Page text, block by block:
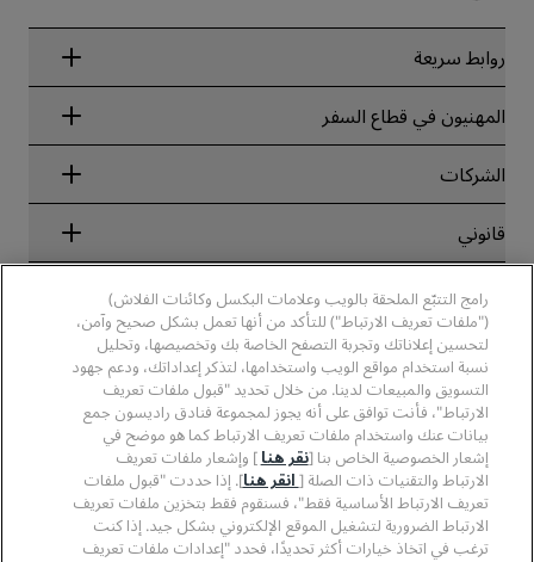
روابط سريعة
Radisson Rewards
ضمان أفضل سعر حجز عبر الإنترنت
Blog
الوجهات
تطبيق فنادق راديسون
الفنادق المعتمدة في مجال الرياضة
فنادق مناسبة للعائلات
الصحة والسلامة
المهنيون في قطاع السفر
الشركاء
الشركات
مجموعة فنادق راديسون
وسائل الإعلام
الوظائف، مجموعة فنادق PPHE
الوظائف في مجموعة فنادق EHL
The Club by RHG
فرص التنمية
الأعمال المسؤولة
المشتريات
قانوني
الإشعار القانوني
شروط برنامج Radisson Rewards وأحكامه
اتفاقية استخدام الموقع
سهولة التصفح الرقمي
بيان الرق ّ المعاصر
مساعدة
تنبيهات للمستهلكين
بيانات الاتصال
الأسئلة الشائعة
خريطة الموقع
وسائل التواصل الاجتماعي
علامات فنادق راديسون التجارية
رامج التتبّع الملحقة بالويب وعلامات البكسل وكائنات الفلاش)
("ملفات تعريف الارتباط") للتأكد من أنها تعمل بشكل صحيح وآمن،
لتحسين إعلاناتك وتجربة التصفح الخاصة بك وتخصيصها، وتحليل
نسبة استخدام مواقع الويب واستخدامها، لتذكر إعداداتك، ودعم جهود
التسويق والمبيعات لدينا. من خلال تحديد "قبول ملفات تعريف
الارتباط"، فأنت توافق على أنه يجوز لمجموعة فنادق راديسون جمع
بيانات عنك واستخدام ملفات تعريف الارتباط كما هو موضح في
إشعار الخصوصية الخاص بنا [نقر هنا ] وإشعار ملفات تعريف
الارتباط والتقنيات ذات الصلة [ انقر هنا]. إذا حددت "قبول ملفات
تعريف الارتباط الأساسية فقط"، فسنقوم فقط بتخزين ملفات تعريف
الارتباط الضرورية لتشغيل الموقع الإلكتروني بشكل جيد. إذا كنت
ترغب في اتخاذ خيارات أكثر تحديدًا، فحدد "إعدادات ملفات تعريف